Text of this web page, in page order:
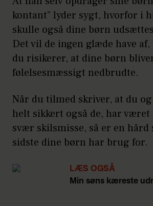
kontant” lyder sygt, hvorfor i
skulle også dine børn
Det vil de ingen glæde have
du risikerer, at dine børn
følelsesmæssigt nedbrudte.
Når du tilmed skriver, at du
helt sikkert også de, har været
svær skilsmisse, så er en hård
sidste dine børn har brug for.
LÆS OGSÅ
Min søns kæreste